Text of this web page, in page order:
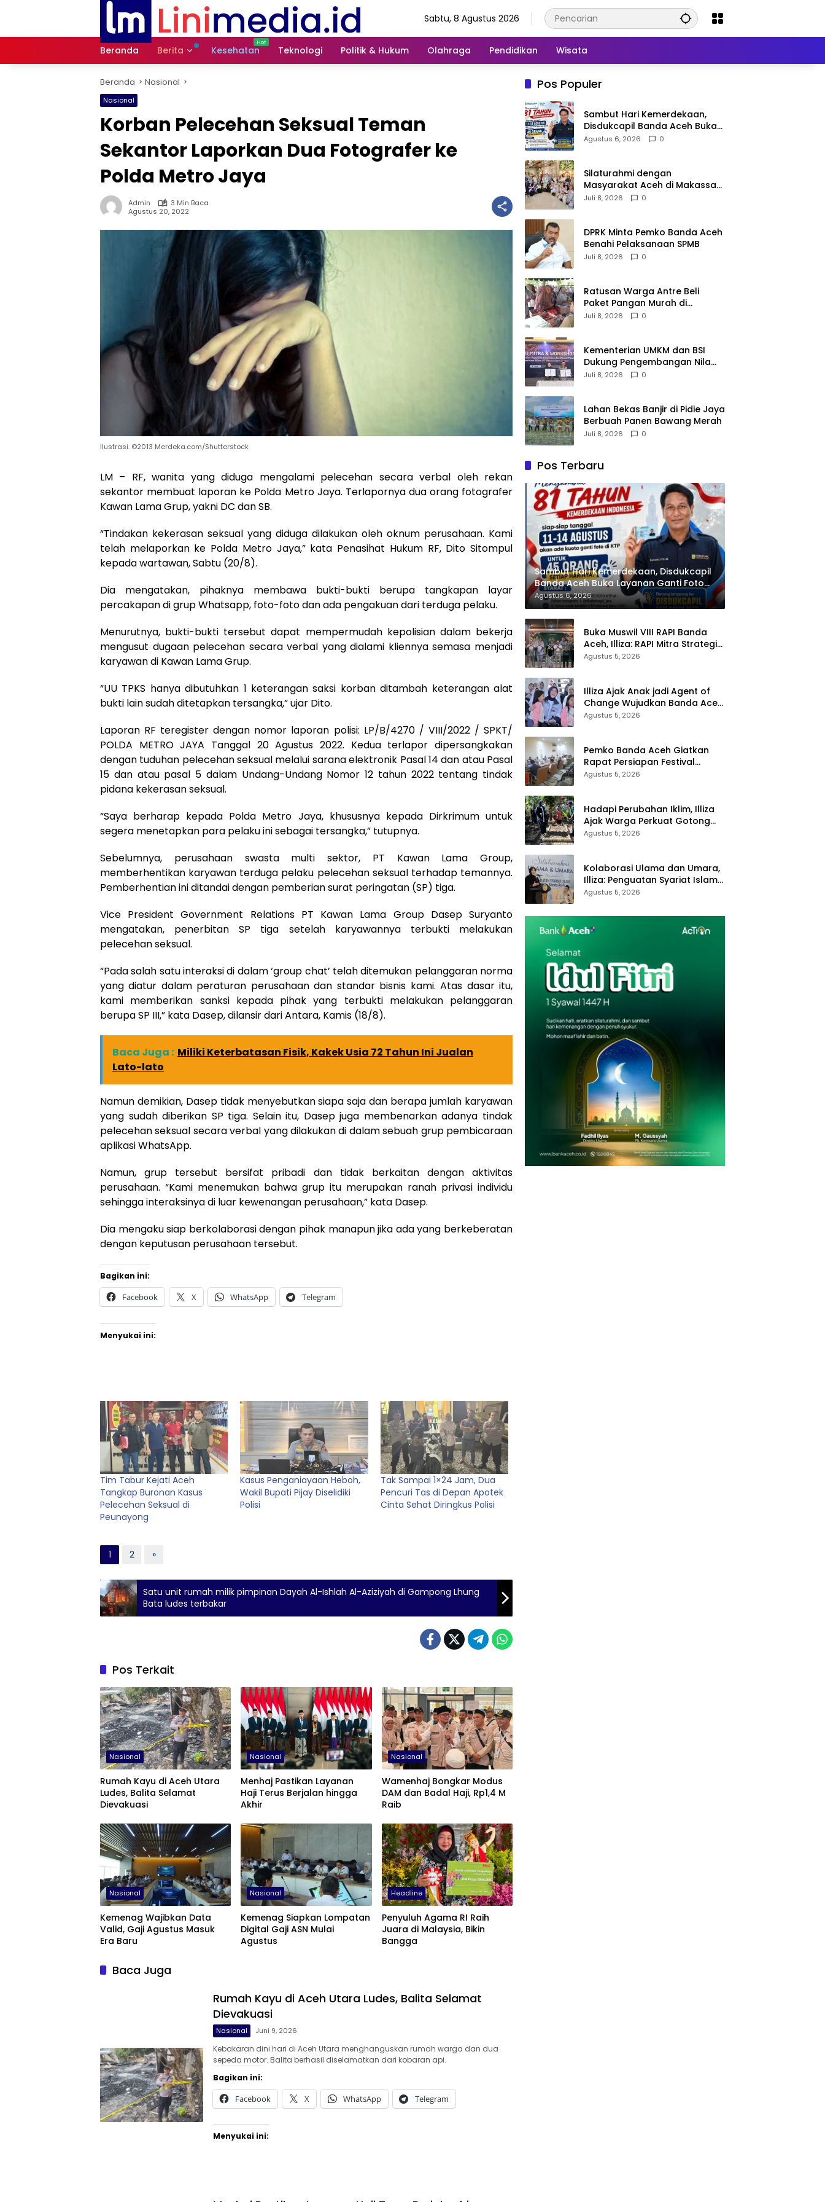
Sabtu, 8 Agustus 2026
Beranda Berita Kesehatan Teknologi Politik & Hukum Olahraga Pendidikan Wisata
Beranda Nasional
Nasional
Korban Pelecehan Seksual Teman
Sekantor Laporkan Dua Fotografer ke
Polda Metro Jaya
Admin
3 Min Baca
Agustus 20, 2022
Ilustrasi. ©2013 Merdeka.com/Shutterstock
LM – RF, wanita yang diduga mengalami pelecehan secara verbal oleh rekan
sekantor membuat laporan ke Polda Metro Jaya. Terlapornya dua orang fotografer
Kawan Lama Grup, yakni DC dan SB.
“Tindakan kekerasan seksual yang diduga dilakukan oleh oknum perusahaan. Kami
telah melaporkan ke Polda Metro Jaya,” kata Penasihat Hukum RF, Dito Sitompul
kepada wartawan, Sabtu (20/8).
Dia mengatakan, pihaknya membawa bukti-bukti berupa tangkapan layar
percakapan di grup Whatsapp, foto-foto dan ada pengakuan dari terduga pelaku.
Menurutnya, bukti-bukti tersebut dapat mempermudah kepolisian dalam bekerja
mengusut dugaan pelecehan secara verbal yang dialami kliennya semasa menjadi
karyawan di Kawan Lama Grup.
“UU TPKS hanya dibutuhkan 1 keterangan saksi korban ditambah keterangan alat
bukti lain sudah ditetapkan tersangka,” ujar Dito.
Laporan RF teregister dengan nomor laporan polisi: LP/B/4270 / VIII/2022 / SPKT/
POLDA METRO JAYA Tanggal 20 Agustus 2022. Kedua terlapor dipersangkakan
dengan tuduhan pelecehan seksual melalui sarana elektronik Pasal 14 dan atau Pasal
15 dan atau pasal 5 dalam Undang-Undang Nomor 12 tahun 2022 tentang tindak
pidana kekerasan seksual.
“Saya berharap kepada Polda Metro Jaya, khususnya kepada Dirkrimum untuk
segera menetapkan para pelaku ini sebagai tersangka,” tutupnya.
Sebelumnya, perusahaan swasta multi sektor, PT Kawan Lama Group,
memberhentikan karyawan terduga pelaku pelecehan seksual terhadap temannya.
Pemberhentian ini ditandai dengan pemberian surat peringatan (SP) tiga.
Vice President Government Relations PT Kawan Lama Group Dasep Suryanto
mengatakan, penerbitan SP tiga setelah karyawannya terbukti melakukan
pelecehan seksual.
“Pada salah satu interaksi di dalam ‘group chat’ telah ditemukan pelanggaran norma
yang diatur dalam peraturan perusahaan dan standar bisnis kami. Atas dasar itu,
kami memberikan sanksi kepada pihak yang terbukti melakukan pelanggaran
berupa SP III,” kata Dasep, dilansir dari Antara, Kamis (18/8).
Baca Juga : Miliki Keterbatasan Fisik, Kakek Usia 72 Tahun Ini Jualan
Lato-lato
Namun demikian, Dasep tidak menyebutkan siapa saja dan berapa jumlah karyawan
yang sudah diberikan SP tiga. Selain itu, Dasep juga membenarkan adanya tindak
pelecehan seksual secara verbal yang dilakukan di dalam sebuah grup pembicaraan
aplikasi WhatsApp.
Namun, grup tersebut bersifat pribadi dan tidak berkaitan dengan aktivitas
perusahaan. “Kami menemukan bahwa grup itu merupakan ranah privasi individu
sehingga interaksinya di luar kewenangan perusahaan,” kata Dasep.
Dia mengaku siap berkolaborasi dengan pihak manapun jika ada yang berkeberatan
dengan keputusan perusahaan tersebut.
Bagikan ini:
Facebook X WhatsApp Telegram
Menyukai ini:
Tim Tabur Kejati Aceh
Tangkap Buronan Kasus
Pelecehan Seksual di
Peunayong
Kasus Penganiayaan Heboh,
Wakil Bupati Pijay Diselidiki
Polisi
Tak Sampai 1×24 Jam, Dua
Pencuri Tas di Depan Apotek
Cinta Sehat Diringkus Polisi
1 2 »
Satu unit rumah milik pimpinan Dayah Al-Ishlah Al-Aziziyah di Gampong Lhung
Bata ludes terbakar
Pos Terkait
Nasional
Rumah Kayu di Aceh Utara
Ludes, Balita Selamat
Dievakuasi
Nasional
Menhaj Pastikan Layanan
Haji Terus Berjalan hingga
Akhir
Nasional
Wamenhaj Bongkar Modus
DAM dan Badal Haji, Rp1,4 M
Raib
Nasional
Kemenag Wajibkan Data
Valid, Gaji Agustus Masuk
Era Baru
Nasional
Kemenag Siapkan Lompatan
Digital Gaji ASN Mulai
Agustus
Headline
Penyuluh Agama RI Raih
Juara di Malaysia, Bikin
Bangga
Baca Juga
Rumah Kayu di Aceh Utara Ludes, Balita Selamat
Dievakuasi
Nasional Juni 9, 2026
Kebakaran dini hari di Aceh Utara menghanguskan rumah warga dan dua
sepeda motor. Balita berhasil diselamatkan dari kobaran api.
Bagikan ini:
Facebook X WhatsApp Telegram
Menyukai ini:
Pos Populer
Sambut Hari Kemerdekaan,
Disdukcapil Banda Aceh Buka
Layanan Ganti Foto KTP
Agustus 6, 2026 0
Silaturahmi dengan
Masyarakat Aceh di Makassar,
Kak Na Mengaku Bangga atas
Juli 8, 2026 0
DPRK Minta Pemko Banda Aceh
Benahi Pelaksanaan SPMB
Juli 8, 2026 0
Ratusan Warga Antre Beli
Paket Pangan Murah di
Simpang Tiga
Juli 8, 2026 0
Kementerian UMKM dan BSI
Dukung Pengembangan Nilam
Aceh Bersama PT Razma Agro
Juli 8, 2026 0
Lahan Bekas Banjir di Pidie Jaya
Berbuah Panen Bawang Merah
Juli 8, 2026 0
Pos Terbaru
Sambut Hari Kemerdekaan, Disdukcapil
Banda Aceh Buka Layanan Ganti Foto
KTP
Agustus 6, 2026
Buka Muswil VIII RAPI Banda
Aceh, Illiza: RAPI Mitra Strategis
Pemerintah
Agustus 5, 2026
Illiza Ajak Anak jadi Agent of
Change Wujudkan Banda Aceh
Kota Layak Anak
Agustus 5, 2026
Pemko Banda Aceh Giatkan
Rapat Persiapan Festival
Kemerdekaan di Pasar Atjeh
Agustus 5, 2026
Hadapi Perubahan Iklim, Illiza
Ajak Warga Perkuat Gotong
Royong dan Kampung Proklim
Agustus 5, 2026
Kolaborasi Ulama dan Umara,
Illiza: Penguatan Syariat Islam
Tanggung Jawab Bersama
Agustus 5, 2026